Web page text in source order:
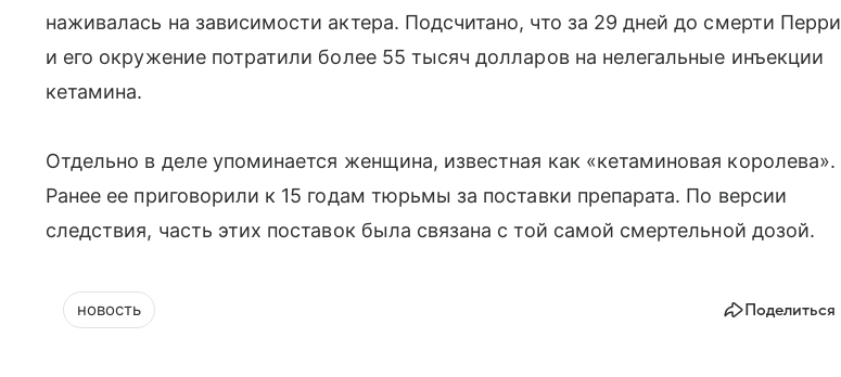
наживалась на зависимости актера. Подсчитано, что за 29 дней до смерти Перри
и его окружение потратили более 55 тысяч долларов на нелегальные инъекции
кетамина.
Отдельно в деле упоминается женщина, известная как «кетаминовая королева».
Ранее ее приговорили к 15 годам тюрьмы за поставки препарата. По версии
следствия, часть этих поставок была связана с той самой смертельной дозой.
новость Поделиться